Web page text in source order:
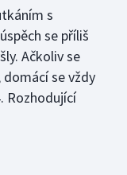
s
se příliš
Ačkoliv se
se vždy
Rozhodující